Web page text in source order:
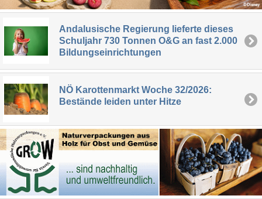
Andalusische Regierung lieferte dieses
Schuljahr 730 Tonnen O&G an fast 2.000
Bildungseinrichtungen
NÖ Karottenmarkt Woche 32/2026:
Bestände leiden unter Hitze